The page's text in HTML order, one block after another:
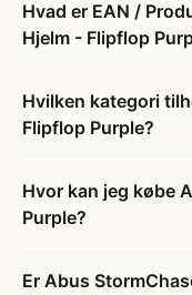
Hvad er EAN /
Hjelm - Flipflop
Hvilken kategori
Flipflop Purple?
Hvor kan jeg købe
Purple?
Er Abus